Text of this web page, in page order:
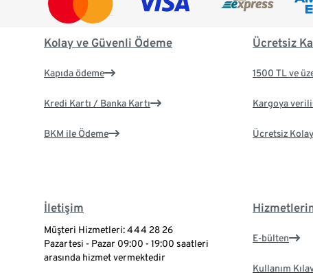
Kolay ve Güvenli Ödeme
Kapıda ödeme
Kredi Kartı / Banka Kartı
BKM ile Ödeme
Ücretsiz
1500 TL ve
Kargoya
Ücretsiz
İletişim
Müşteri Hizmetleri: 444 28 26
Pazartesi - Pazar 09:00 - 19:00 saatleri
arasında hizmet vermektedir
E-bülten
Kullanım